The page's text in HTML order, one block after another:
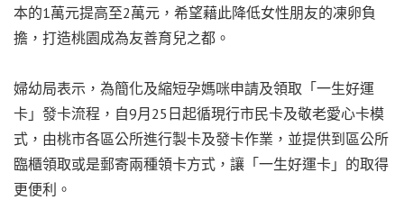
本的1萬元提高至2萬元，希望藉此降低女性朋友的凍卵負
擔，打造桃園成為友善育兒之都。
婦幼局表示，為簡化及縮短孕媽咪申請及領取「一生好運
卡」發卡流程，自9月25日起循現行市民卡及敬老愛心卡模
式，由桃市各區公所進行製卡及發卡作業，並提供到區公所
臨櫃領取或是郵寄兩種領卡方式，讓「一生好運卡」的取得
更便利。